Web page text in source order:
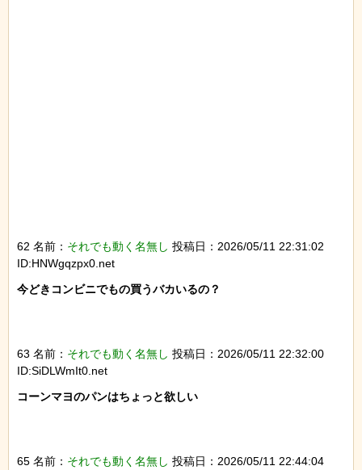
62 名前： それでも動く名無し 投稿日：2026/05/11 22:31:02
ID:HNWgqzpx0.net
今どきコンビニでもの買うバカいるの？
63 名前： それでも動く名無し 投稿日：2026/05/11 22:32:00
ID:SiDLWmIt0.net
コーンマヨのパンはちょっと欲しい
65 名前： それでも動く名無し 投稿日：2026/05/11 22:44:04